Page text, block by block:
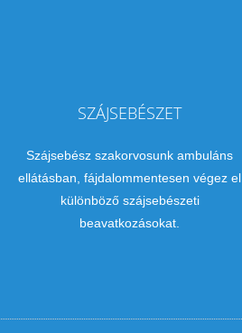
SZÁJSEBÉSZET
Szájsebész szakorvosunk ambuláns
ellátásban, fájdalommentesen végez el
különböző szájsebészeti
beavatkozásokat.